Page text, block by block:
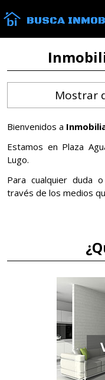
BUSCA
Mostrar
Bienvenidos a
Estamos en Plaza
Lugo.
Para cualquier duda
través de los medios